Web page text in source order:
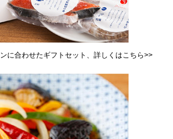
に合わせたギフトセット、詳しくはこちら>>